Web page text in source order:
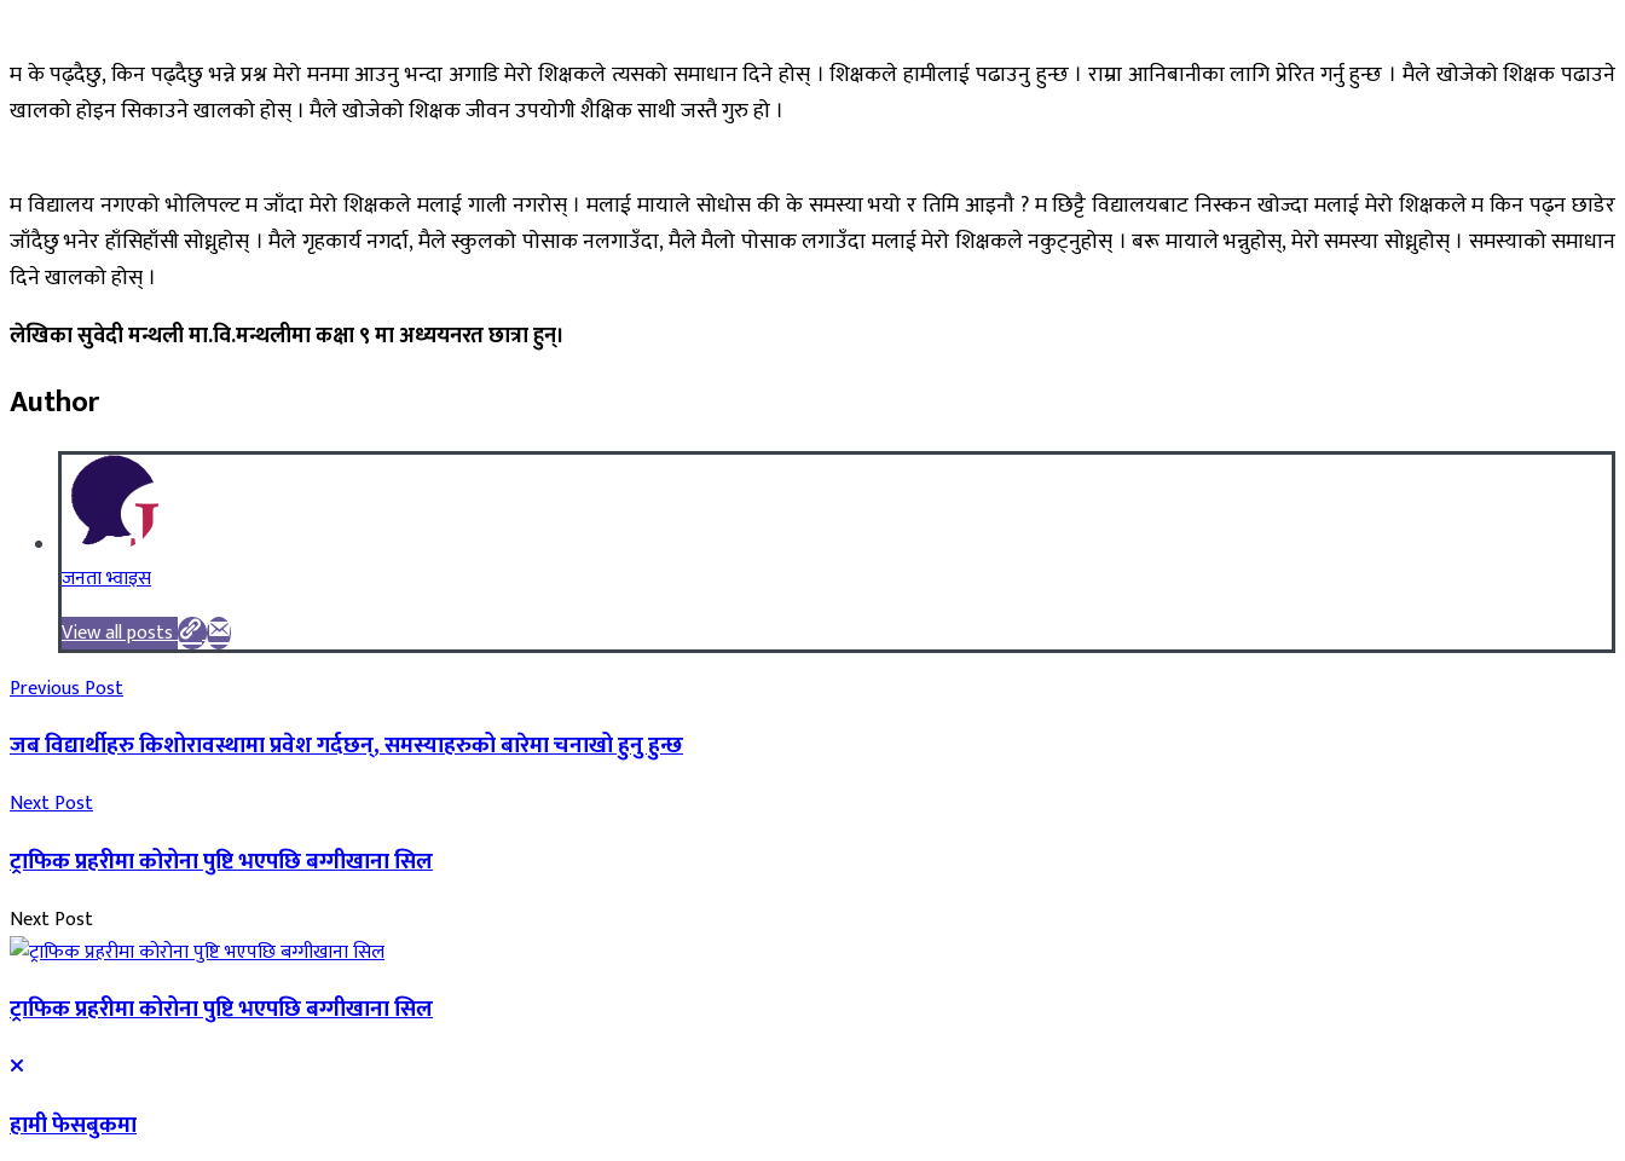
म के पढ्दैछु, किन पढ्दैछु भन्ने प्रश्न मेरो मनमा आउनु भन्दा अगाडि मेरो शिक्षकले त्यसको समाधान दिने होस् । शिक्षकले हामीलाई पढाउनु हुन्छ । राम्रा आनिबानीका लागि प्रेरित गर्नु हुन्छ । मैले खोजेको शिक्षक पढाउने
खालको होइन सिकाउने खालको होस् । मैले खोजेको शिक्षक जीवन उपयोगी शैक्षिक साथी जस्तै गुरु हो ।
म विद्यालय नगएको भोलिपल्ट म जाँदा मेरो शिक्षकले मलाई गाली नगरोस् । मलाई मायाले सोधोस की के समस्या भयो र तिमि आइनौ ? म छिट्टै विद्यालयबाट निस्कन खोज्दा मलाई मेरो शिक्षकले म किन पढ्न छाडेर
जाँदैछु भनेर हाँसिहाँसी सोध्नुहोस् । मैले गृहकार्य नगर्दा, मैले स्कुलको पोसाक नलगाउँदा, मैले मैलो पोसाक लगाउँदा मलाई मेरो शिक्षकले नकुट्नुहोस् । बरू मायाले भन्नुहोस्, मेरो समस्या सोध्नुहोस् । समस्याको समाधान
दिने खालको होस् ।
लेखिका सुवेदी मन्थली मा.वि.मन्थलीमा कक्षा ९ मा अध्ययनरत छात्रा हुन्।
Author
जनता भ्वाइस
View all posts
Previous Post
जब विद्यार्थीहरु किशोरावस्थामा प्रवेश गर्दछन्, समस्याहरुको बारेमा चनाखो हुनु हुन्छ
Next Post
ट्राफिक प्रहरीमा कोरोना पुष्टि भएपछि बग्गीखाना सिल
Next Post
ट्राफिक प्रहरीमा कोरोना पुष्टि भएपछि बग्गीखाना सिल
हामी फेसबुकमा